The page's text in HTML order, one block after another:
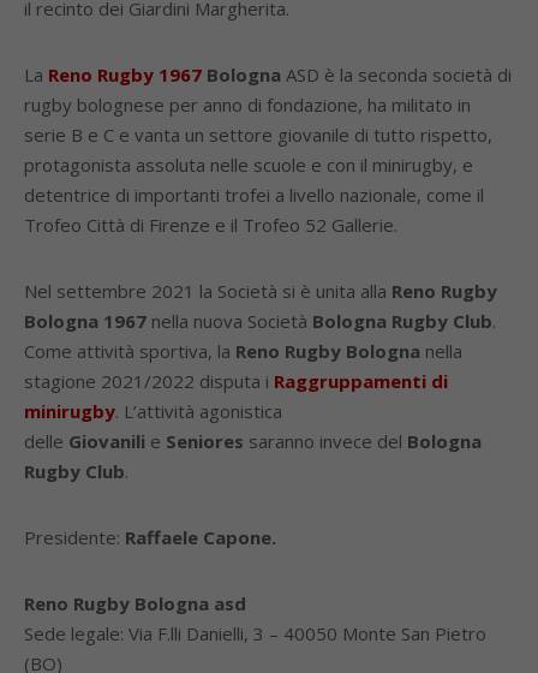
il recinto dei Giardini Margherita.
La Reno Rugby 1967 Bologna ASD è la seconda società di
rugby bolognese per anno di fondazione, ha militato in
serie B e C e vanta un settore giovanile di tutto rispetto,
protagonista assoluta nelle scuole e con il minirugby, e
detentrice di importanti trofei a livello nazionale, come il
Trofeo Città di Firenze e il Trofeo 52 Gallerie.
Nel settembre 2021 la Società si è unita alla Reno Rugby
Bologna 1967 nella nuova Società Bologna Rugby Club.
Come attività sportiva, la Reno Rugby Bologna nella
stagione 2021/2022 disputa i Raggruppamenti di
minirugby. L’attività agonistica
delle Giovanili e Seniores saranno invece del Bologna
Rugby Club.
Presidente: Raffaele Capone.
Reno Rugby Bologna asd
Sede legale: Via F.lli Danielli, 3 – 40050 Monte San Pietro
(BO)